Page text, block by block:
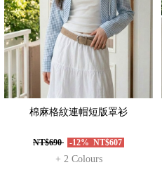
棉麻格紋連帽短版罩衫
NT$690 -12% NT$607
+ 2 Colours